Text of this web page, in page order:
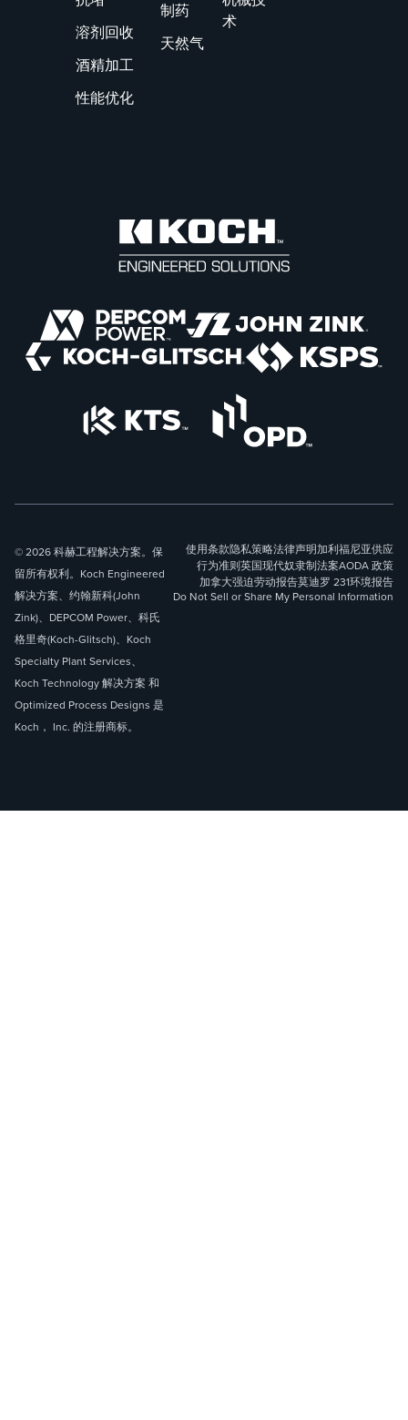
溶剂回收
酒精加工
性能优化
制药
天然气
术
© 2026 科赫工程解决方案。保
留所有权利。Koch Engineered
解决方案、约翰新科(John
Zink)、DEPCOM Power、科氏
格里奇(Koch-Glitsch)、Koch
Specialty Plant Services、
Koch Technology 解决方案 和
Optimized Process Designs 是
Koch， Inc. 的注册商标。
使用条款隐私策略法律声明加利福尼亚供应
行为准则英国现代奴隶制法案AODA 政策
加拿大强迫劳动报告莫迪罗 231环境报告
Do Not Sell or Share My Personal Information